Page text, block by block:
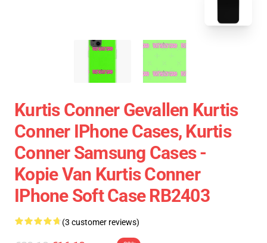
Kurtis Conner Gevallen Kurtis
Conner IPhone Cases, Kurtis
Conner Samsung Cases -
Kopie Van Kurtis Conner
IPhone Soft Case RB2403
(3 customer reviews)